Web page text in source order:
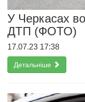
У Черкасах
ДТП (ФОТО)
17.07.23 17:38
Детальніше